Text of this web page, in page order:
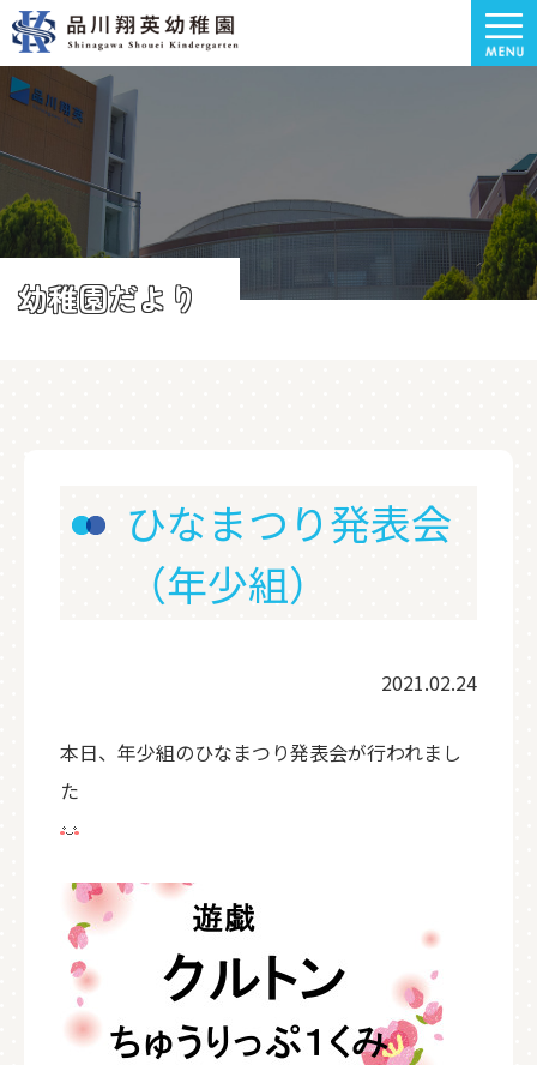
幼稚園だより
ひなまつり発表会
（年少組）
2021.02.24
本日、年少組のひなまつり発表会が行われまし
た